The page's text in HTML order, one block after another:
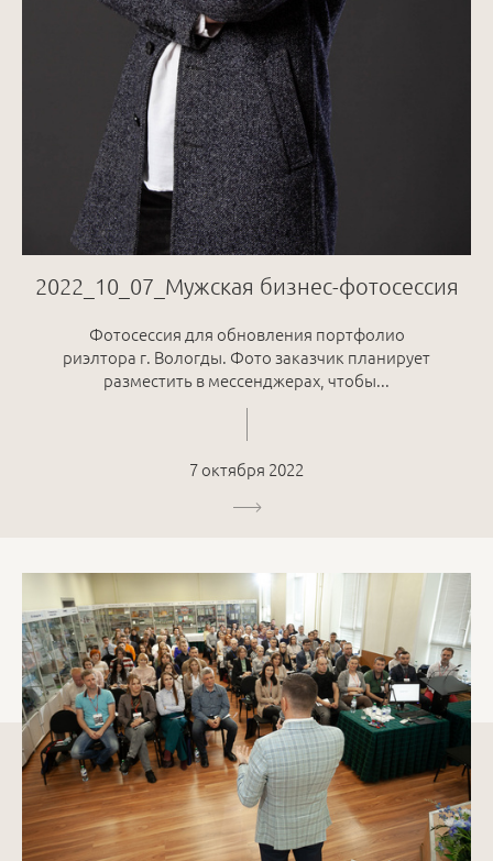
2022_10_07_Мужская бизнес-фотосессия
Фотосессия для обновления портфолио
риэлтора г. Вологды. Фото заказчик планирует
разместить в мессенджерах, чтобы...
7 октября 2022